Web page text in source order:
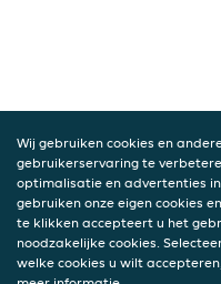
Wij gebruiken cookies en
gebruikerservaring te
optimalisatie en advertenties
gebruiken onze eigen cookies
te klikken accepteert u het
noodzakelijke cookies.
welke cookies u wilt